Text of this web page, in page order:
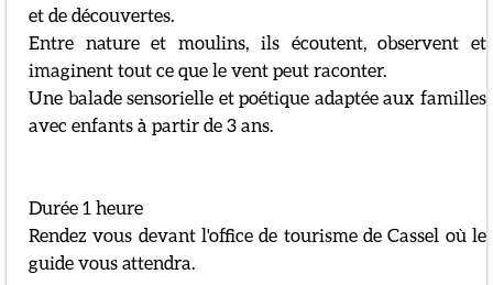
et de découvertes.
Entre nature et moulins, ils écoutent, observent et
imaginent tout ce que le vent peut raconter.
Une balade sensorielle et poétique adaptée aux familles
avec enfants à partir de 3 ans.
Durée 1 heure
Rendez vous devant l'office de tourisme de Cassel où le
guide vous attendra.